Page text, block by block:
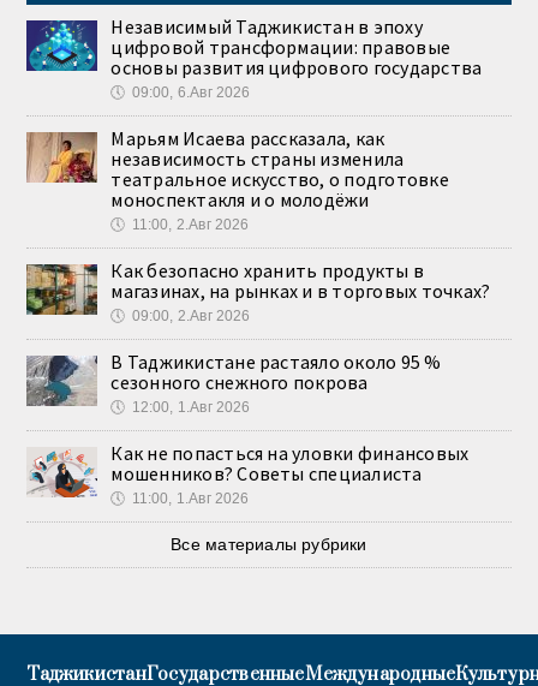
Независимый Таджикистан в эпоху
цифровой трансформации: правовые
основы развития цифрового государства
🕔 09:00, 6.Авг 2026
Марьям Исаева рассказала, как
независимость страны изменила
театральное искусство, о подготовке
моноспектакля и о молодёжи
🕔 11:00, 2.Авг 2026
Как безопасно хранить продукты в
магазинах, на рынках и в торговых точках?
🕔 09:00, 2.Авг 2026
В Таджикистане растаяло около 95 %
сезонного снежного покрова
🕔 12:00, 1.Авг 2026
Как не попасться на уловки финансовых
мошенников? Советы специалиста
🕔 11:00, 1.Авг 2026
Все материалы рубрики
ТаджикистанГосударственныеМеждународные